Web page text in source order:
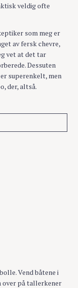
veldig ofte
som meg er
av fersk chevre,
vet at det tar
Dessuten
superenkelt, men
der, altså.
Vend båtene i
over på tallerkener